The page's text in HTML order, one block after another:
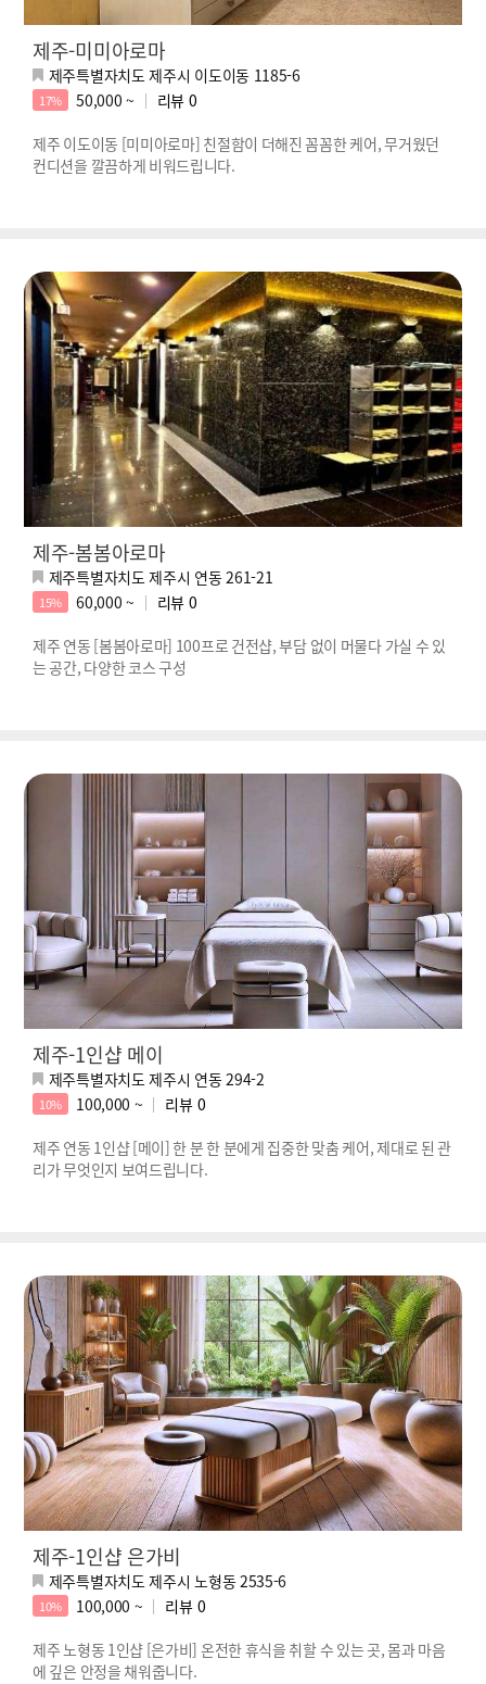
제주-미미아로마
제주특별자치도 제주시 이도이동 1185-6
17% 50,000 ~ 리뷰 0
제주 이도이동 [미미아로마] 친절함이 더해진 꼼꼼한 케어, 무거웠던
컨디션을 깔끔하게 비워드립니다.
제주-봄봄아로마
제주특별자치도 제주시 연동 261-21
15% 60,000 ~ 리뷰 0
제주 연동 [봄봄아로마] 100프로 건전샵, 부담 없이 머물다 가실 수 있
는 공간, 다양한 코스 구성
제주-1인샵 메이
제주특별자치도 제주시 연동 294-2
10% 100,000 ~ 리뷰 0
제주 연동 1인샵 [메이] 한 분 한 분에게 집중한 맞춤 케어, 제대로 된 관
리가 무엇인지 보여드립니다.
제주-1인샵 은가비
제주특별자치도 제주시 노형동 2535-6
10% 100,000 ~ 리뷰 0
제주 노형동 1인샵 [은가비] 온전한 휴식을 취할 수 있는 곳, 몸과 마음
에 깊은 안정을 채워줍니다.